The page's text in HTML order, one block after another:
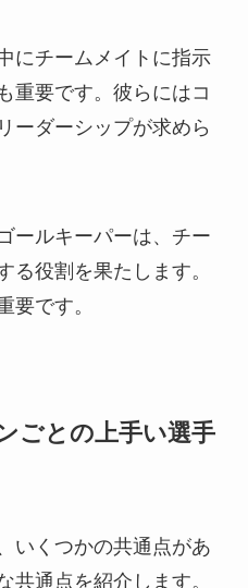
にチームメイトに指示
重要です。彼らにはコ
ーダーシップが求めら
ールキーパーは、チー
る役割を果たします。
要です。
ごとの上手い選手
いくつかの共通点があ
共通点を紹介します。